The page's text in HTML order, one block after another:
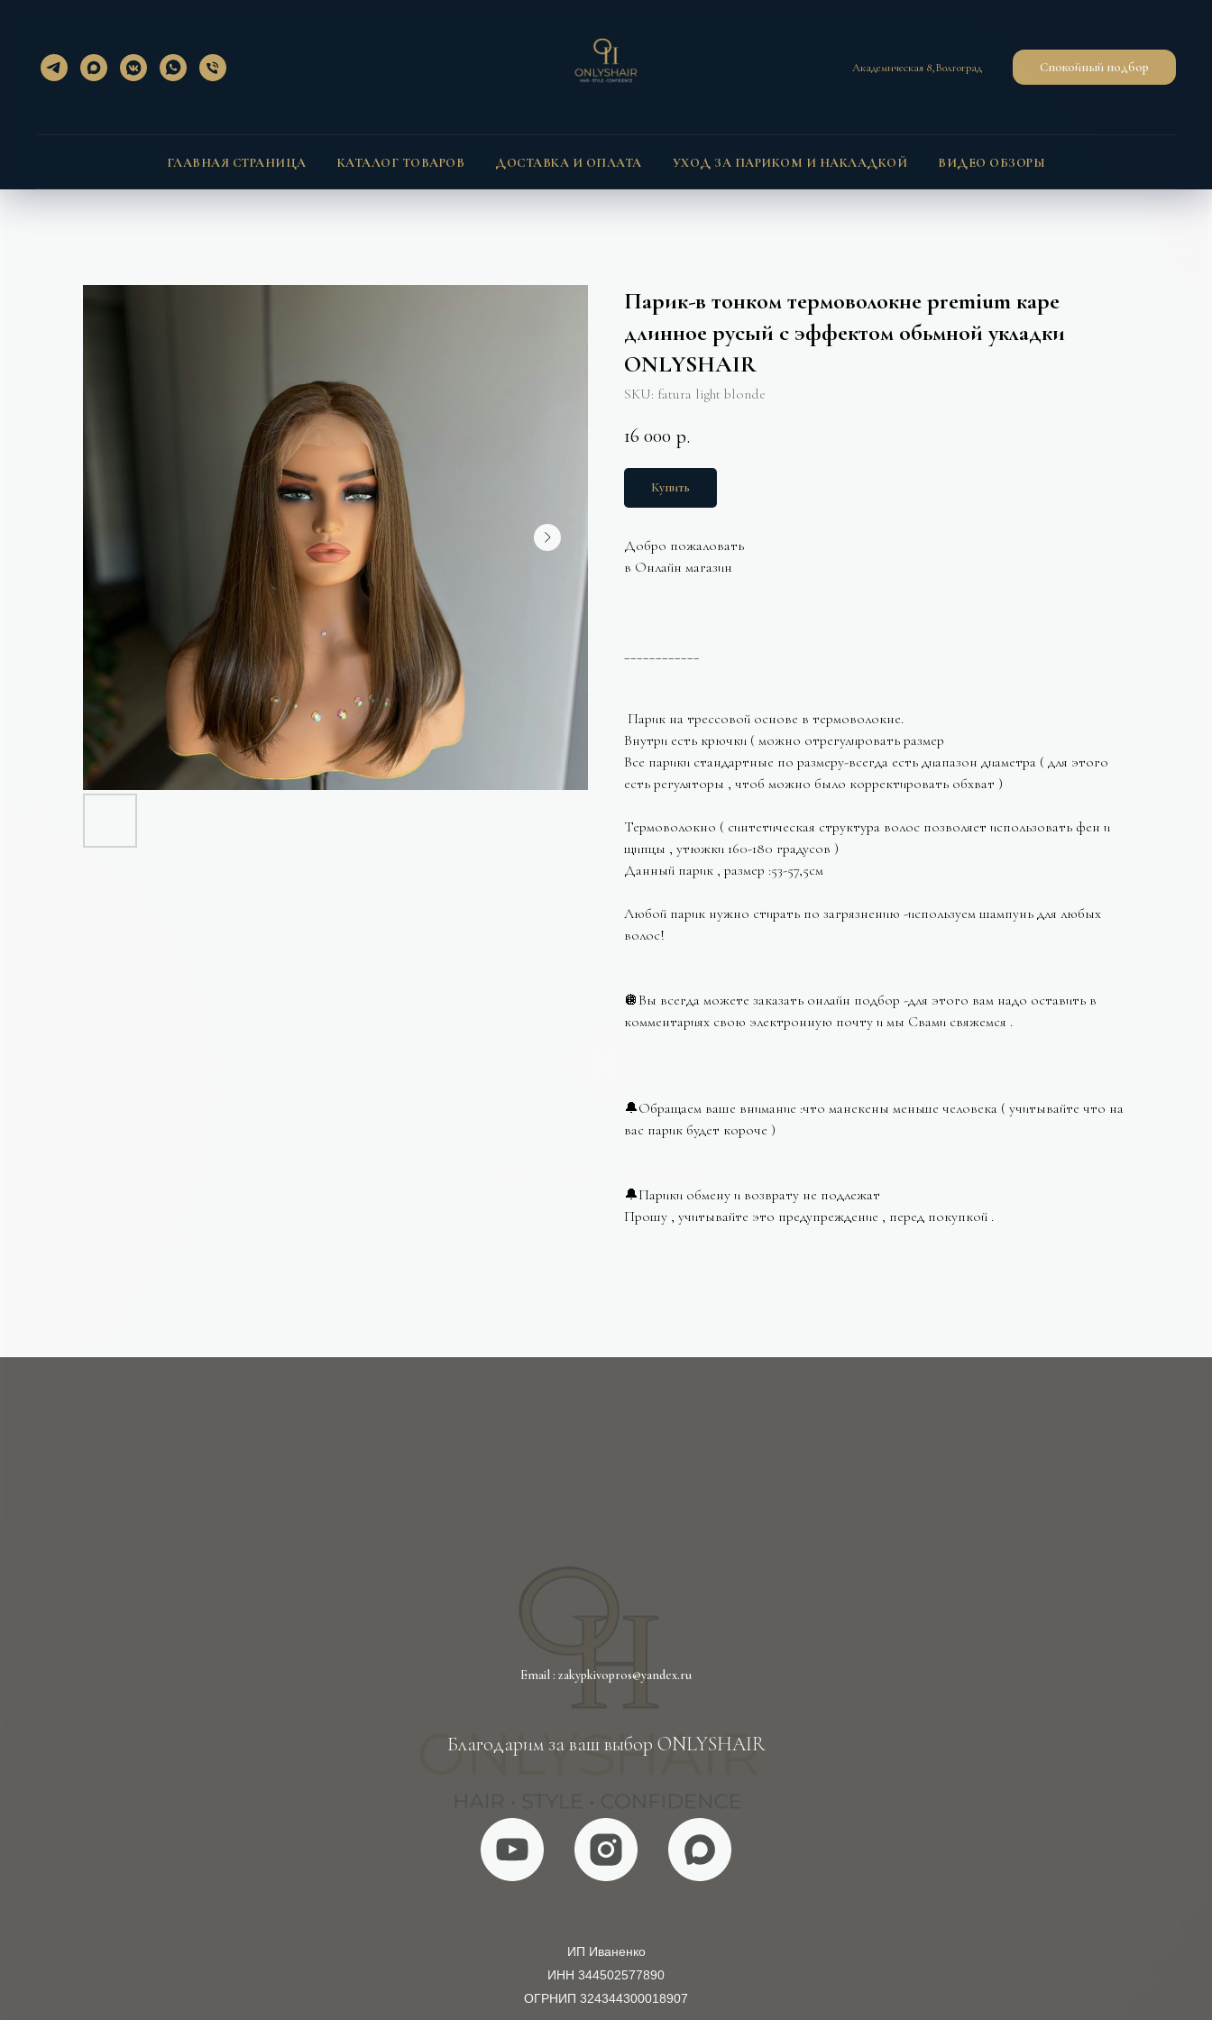
Академическая 8,Волгоград Спокойный подбор
ГЛАВНАЯ СТРАНИЦА КАТАЛОГ ТОВАРОВ ДОСТАВКА И ОПЛАТА УХОД ЗА ПАРИКОМ И НАКЛАДКОЙ ВИДЕО ОБЗОРЫ
Парик-в тонком термоволокне premium каре
длинное русый с эффектом обьмной укладки
ONLYSHAIR
SKU: fatura light blonde
16 000 р.
Купить
Добро пожаловать
в Онлайн магазин
____________
Парик на трессовой основе в термоволокне.
Внутри есть крючки ( можно отрегулировать размер
Все парики стандартные по размеру-всегда есть диапазон диаметра ( для этого
есть регуляторы , чтоб можно было корректировать обхват )
Термоволокно ( синтетическая структура волос позволяет использовать фен и
щипцы , утюжки 160-180 градусов )
Данный парик , размер :53-57,5см
Любой парик нужно стирать по загрязнению -используем шампунь для любых
волос!
🪩Вы всегда можете заказать онлайн подбор -для этого вам надо оставить в
комментариях свою электронную почту и мы Свами свяжемся .
🔔Обращаем ваше внимание :что манекены меньше человека ( учитывайте что на
вас парик будет короче )
🔔Парики обмену и возврату не подлежат
Прошу , учитывайте это предупреждение , перед покупкой .
Email : zakypkivopros@yandex.ru
Благодарим за ваш выбор ONLYSHAIR
ИП Иваненко
ИНН 344502577890
ОГРНИП 324344300018907